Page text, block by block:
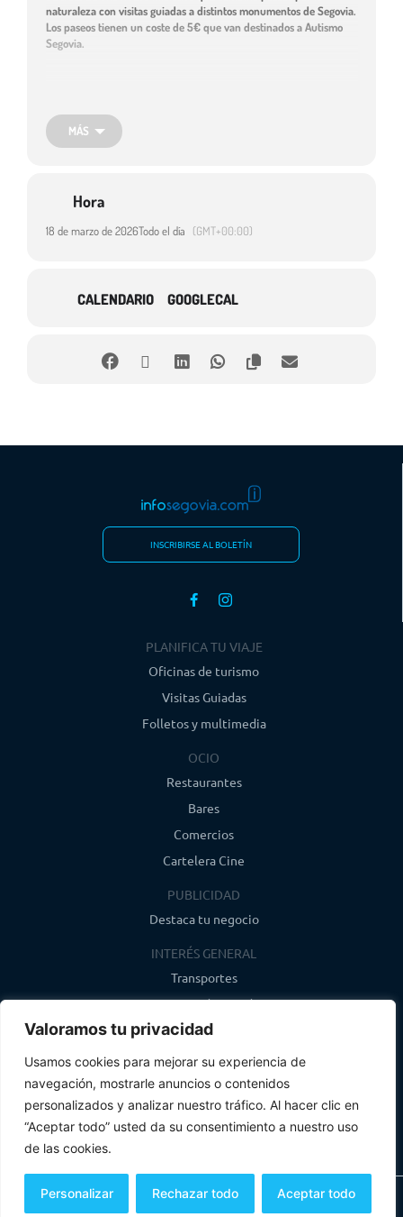
Valoramos tu privacidad
Usamos cookies para mejorar su experiencia de
navegación, mostrarle anuncios o contenidos
personalizados y analizar nuestro tráfico. Al hacer clic en
“Aceptar todo” usted da su consentimiento a nuestro uso
de las cookies.
Personalizar Rechazar todo Aceptar todo
naturaleza con visitas guiadas a distintos monumentos de Segovia.
Los paseos tienen un coste de 5€ que van destinados a Autismo
Segovia.
nuestra provincia.
y cada paseo tiene dos partes:
de las visitas), para que los5 eurosque paga cada persona por
Ruta 1 – 18 de marzo. Camino del Asombro más Veracruz.
de asombro que recorre parte del Valle del Eresma, mezclando la
Segovia. Culminamos en la iglesia de la Vera Cruz.
MÁS
Hora
18 de marzo de 2026Todo el día (GMT+00:00)
CALENDARIO GOOGLECAL
INSCRIBIRSE AL BOLETÍN
PLANIFICA TU VIAJE
Oficinas de turismo
Visitas Guiadas
Folletos y multimedia
OCIO
Restaurantes
Bares
Comercios
Cartelera Cine
PUBLICIDAD
Destaca tu negocio
INTERÉS GENERAL
Transportes
Farmacias de guardia
Canal de WhatsApp
Último boletín
info@infosegovia.com
Todos los derechos reservadosAviso Legal y Política de Privacidad
Política de CookiesMapa WebUn producto deGlobales Informática